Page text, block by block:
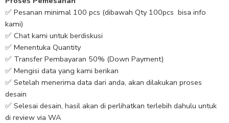
✅ Pesanan minimal 100 pcs (dibawah Qty 100pcs bisa info
kami)
✅ Chat kami untuk berdiskusi
✅ Menentuka Quantity
✅ Transfer Pembayaran 50% (Down Payment)
✅ Mengisi data yang kami berikan
✅ Setelah menerima data dari anda, akan dilakukan proses
desain
✅ Selesai desain, hasil akan di perlihatkan terlebih dahulu untuk
di review via WA